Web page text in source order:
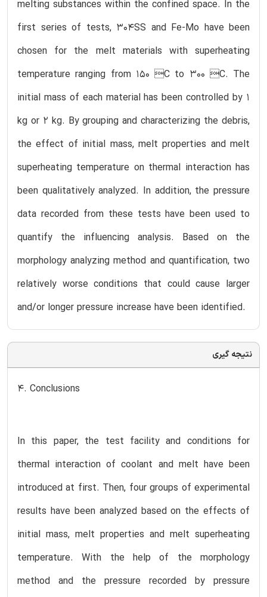
melting substances within the confined space. In the
first series of tests, 304SS and Fe-Mo have been
chosen for the melt materials with superheating
temperature ranging from 150 C to 300 C. The
initial mass of each material has been controlled by 1
kg or 2 kg. By grouping and characterizing the debris,
the effect of initial mass, melt properties and melt
superheating temperature on thermal interaction has
been qualitatively analyzed. In addition, the pressure
data recorded from these tests have been used to
quantify the influencing analysis. Based on the
morphology analyzing method and quantification, two
relatively worse conditions that could cause larger
and/or longer pressure increase have been identified.
نتیجه گیری
4. Conclusions
In this paper, the test facility and conditions for
thermal interaction of coolant and melt have been
introduced at first. Then, four groups of experimental
results have been analyzed based on the effects of
initial mass, melt properties and melt superheating
temperature. With the help of the morphology
method and the pressure recorded by pressure